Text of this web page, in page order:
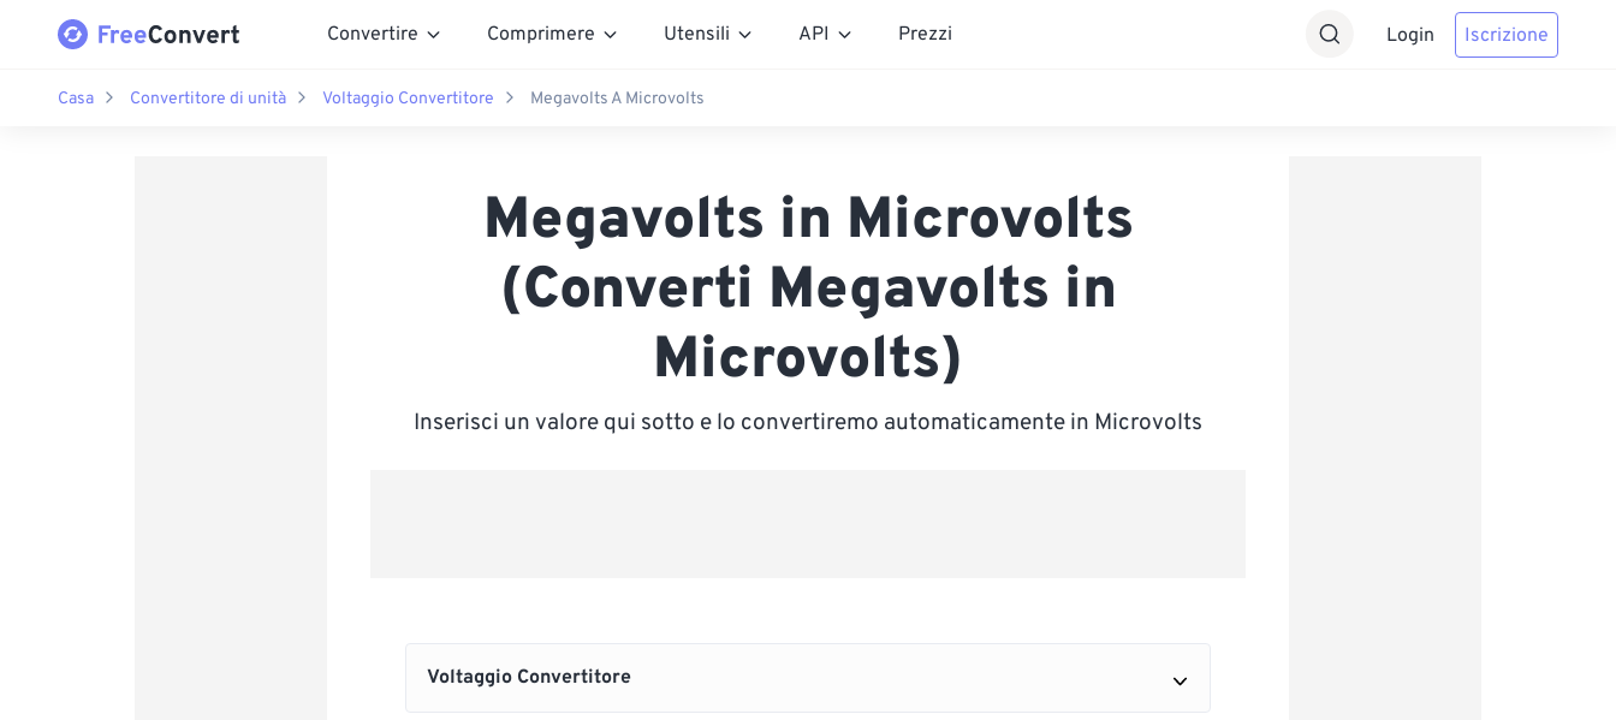
Convertire Comprimere Utensili API Prezzi Login Iscrizione
Casa Convertitore di unità Voltaggio Convertitore Megavolts A Microvolts
Megavolts in Microvolts
(Converti Megavolts in
Microvolts)
Inserisci un valore qui sotto e lo convertiremo automaticamente in Microvolts